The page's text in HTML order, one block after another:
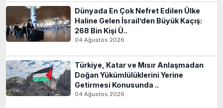
Dünyada En Çok Nefret Edilen Ülke
Haline Gelen İsrail’den Büyük Kaçış:
268 Bin Kişi Ü..
04 Ağustos 2026
Türkiye, Katar ve Mısır Anlaşmadan
Doğan Yükümlülüklerini Yerine
Getirmesi Konusunda ..
04 Ağustos 2026